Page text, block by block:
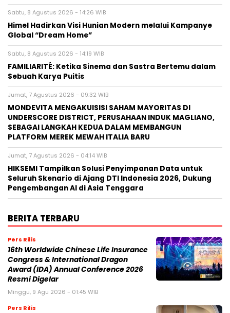
Sabtu, 8 Agustus 2026 - 14:26 WIB
Himel Hadirkan Visi Hunian Modern melalui Kampanye
Global “Dream Home”
Sabtu, 8 Agustus 2026 - 14:19 WIB
FAMILIARITÉ: Ketika Sinema dan Sastra Bertemu dalam
Sebuah Karya Puitis
Jumat, 7 Agustus 2026 - 09:32 WIB
MONDEVITA MENGAKUISISI SAHAM MAYORITAS DI
UNDERSCORE DISTRICT, PERUSAHAAN INDUK MAGLIANO,
SEBAGAI LANGKAH KEDUA DALAM MEMBANGUN
PLATFORM MEREK MEWAH ITALIA BARU
Jumat, 7 Agustus 2026 - 04:14 WIB
HIKSEMI Tampilkan Solusi Penyimpanan Data untuk
Seluruh Skenario di Ajang DTI Indonesia 2026, Dukung
Pengembangan AI di Asia Tenggara
BERITA TERBARU
Pers Rilis
16th Worldwide Chinese Life Insurance
Congress & International Dragon
Award (IDA) Annual Conference 2026
Resmi Digelar
Minggu, 9 Agu 2026 - 01:45 WIB
Pers Rilis